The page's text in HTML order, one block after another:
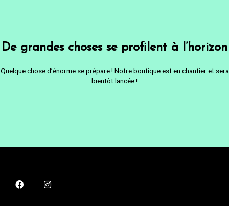
De grandes choses se profilent à l’horizon
Quelque chose d’énorme se prépare ! Notre boutique est en chantier et sera
bientôt lancée !